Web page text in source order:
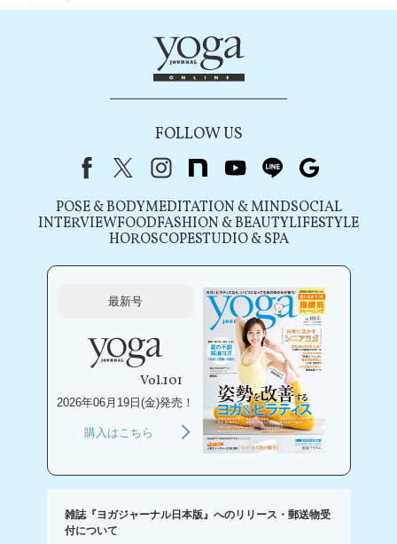
FOLLOW US
FacebookX（旧Twitter）
instagram
note youtubeline
POSE & BODYMEDITATION & MINDSOCIAL
INTERVIEWFOODFASHION & BEAUTYLIFESTYLE
HOROSCOPESTUDIO & SPA
最新号
Vol.101
2026年06月19日(金)発売！
購入はこちら
雑誌『ヨガジャーナル日本版』へのリリース・郵送物受
付について